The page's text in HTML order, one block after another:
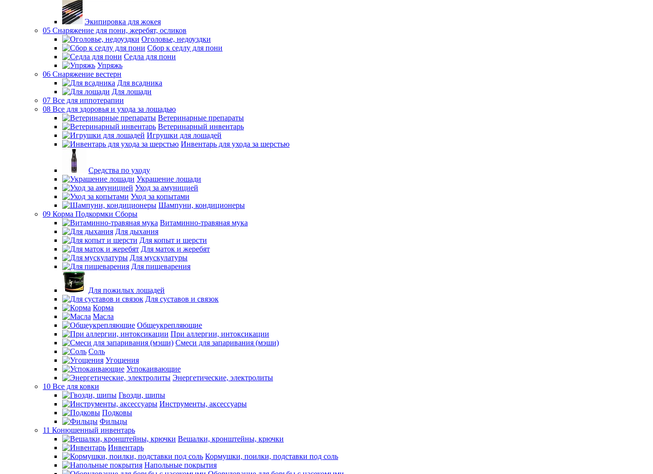
Экипировка для жокея
05 Снаряжение для пони, жеребят, осликов
Оголовье, недоуздки
Сбор к седлу для пони
Седла для пони
Упряжь
06 Снаряжение вестерн
Для всадника
Для лошади
07 Все для иппотерапии
08 Все для здоровья и ухода за лошадью
Ветеринарные препараты
Ветеринарный инвентарь
Игрушки для лошадей
Инвентарь для ухода за шерстью
Средства по уходу
Украшение лошади
Уход за амуницией
Уход за копытами
Шампуни, кондиционеры
09 Корма Подкормки Сборы
Витаминно-травяная мука
Для дыхания
Для копыт и шерсти
Для маток и жеребят
Для мускулатуры
Для пищеварения
Для пожилых лошадей
Для суставов и связок
Корма
Масла
Общеукрепляющие
При аллергии, интоксикации
Смеси для запаривания (мэши)
Соль
Угощения
Успокаивающие
Энергетические, электролиты
10 Все для ковки
Гвозди, шипы
Инструменты, аксессуары
Подковы
Фильцы
11 Конюшенный инвентарь
Вешалки, кронштейны, крючки
Инвентарь
Кормушки, поилки, подставки под соль
Напольные покрытия